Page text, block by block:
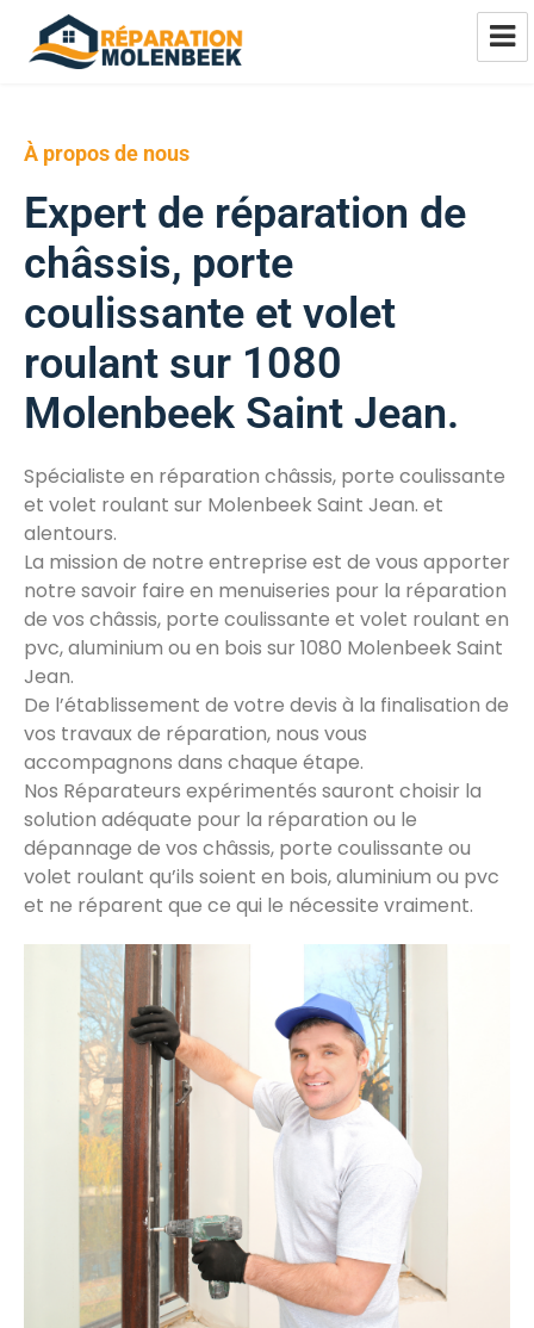
À propos de nous
Expert de réparation de
châssis, porte
coulissante et volet
roulant sur 1080
Molenbeek Saint Jean.
Spécialiste en réparation châssis, porte coulissante
et volet roulant sur Molenbeek Saint Jean. et
alentours.
La mission de notre entreprise est de vous apporter
notre savoir faire en menuiseries pour la réparation
de vos châssis, porte coulissante et volet roulant en
pvc, aluminium ou en bois sur 1080 Molenbeek Saint
Jean.
De l’établissement de votre devis à la finalisation de
vos travaux de réparation, nous vous
accompagnons dans chaque étape.
Nos Réparateurs expérimentés sauront choisir la
solution adéquate pour la réparation ou le
dépannage de vos châssis, porte coulissante ou
volet roulant qu’ils soient en bois, aluminium ou pvc
et ne réparent que ce qui le nécessite vraiment.